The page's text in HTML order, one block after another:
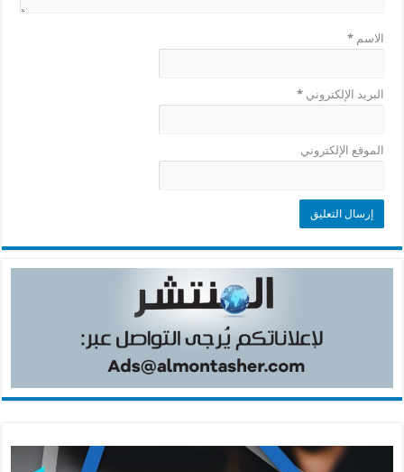
الاسم*
البريد الإلكتروني*
الموقع الإلكتروني